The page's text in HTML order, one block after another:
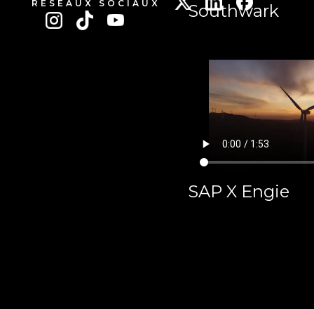
RÉSEAUX SOCIAUX
Southwark
SAP X Engie